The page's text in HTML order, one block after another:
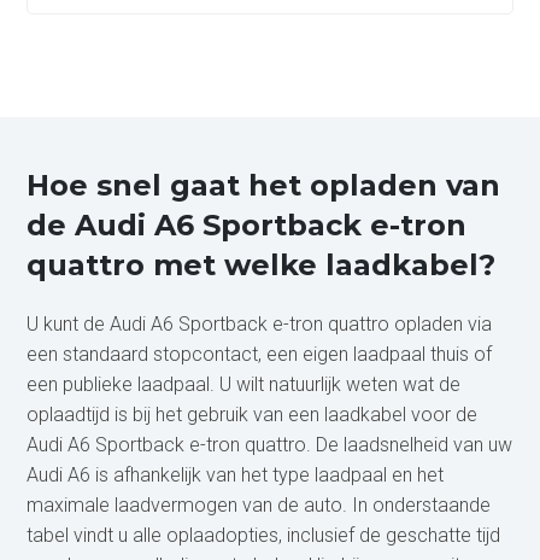
Hoe snel gaat het opladen van
de Audi A6 Sportback e-tron
quattro met welke laadkabel?
U kunt de Audi A6 Sportback e-tron quattro opladen via
een standaard stopcontact, een eigen laadpaal thuis of
een publieke laadpaal. U wilt natuurlijk weten wat de
oplaadtijd is bij het gebruik van een laadkabel voor de
Audi A6 Sportback e-tron quattro. De laadsnelheid van uw
Audi A6 is afhankelijk van het type laadpaal en het
maximale laadvermogen van de auto. In onderstaande
tabel vindt u alle oplaadopties, inclusief de geschatte tijd